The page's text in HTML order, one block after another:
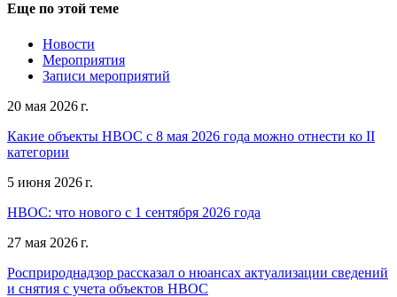
Еще по этой теме
Новости
Мероприятия
Записи мероприятий
20 мая 2026 г.
Какие объекты НВОС с 8 мая 2026 года можно отнести ко II
категории
5 июня 2026 г.
НВОС: что нового с 1 сентября 2026 года
27 мая 2026 г.
Росприроднадзор рассказал о нюансах актуализации сведений
и снятия с учета объектов НВОС